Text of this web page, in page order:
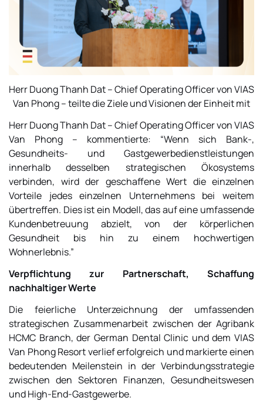
Herr Duong Thanh Dat – Chief Operating Officer von VIAS
Van Phong – teilte die Ziele und Visionen der Einheit mit
Herr Duong Thanh Dat – Chief Operating Officer von VIAS
Van Phong – kommentierte: “Wenn sich Bank-,
Gesundheits- und Gastgewerbedienstleistungen
innerhalb desselben strategischen Ökosystems
verbinden, wird der geschaffene Wert die einzelnen
Vorteile jedes einzelnen Unternehmens bei weitem
übertreffen. Dies ist ein Modell, das auf eine umfassende
Kundenbetreuung abzielt, von der körperlichen
Gesundheit bis hin zu einem hochwertigen
Wohnerlebnis.”
Verpflichtung zur Partnerschaft, Schaffung
nachhaltiger Werte
Die feierliche Unterzeichnung der umfassenden
strategischen Zusammenarbeit zwischen der Agribank
HCMC Branch, der German Dental Clinic und dem VIAS
Van Phong Resort verlief erfolgreich und markierte einen
bedeutenden Meilenstein in der Verbindungsstrategie
zwischen den Sektoren Finanzen, Gesundheitswesen
und High-End-Gastgewerbe.